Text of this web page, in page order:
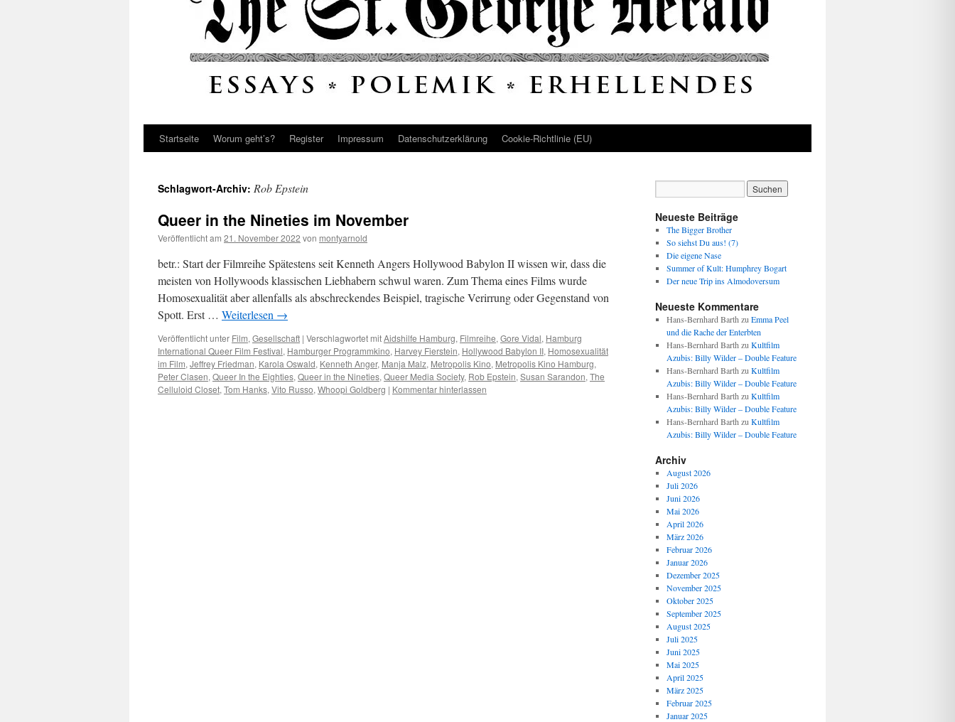
Startseite Worum geht’s? Register Impressum Datenschutz­erklärung Cookie-Richtlinie (EU)
Schlagwort-Archiv: Rob Epstein
Queer in the Nineties im November
Veröffentlicht am 21. November 2022 von montyarnold
betr.: Start der Filmreihe Spätestens seit Kenneth Angers Hollywood Babylon II wissen wir, dass die
meisten von Hollywoods klassischen Liebhabern schwul waren. Zum Thema eines Films wurde
Homosexualität aber allenfalls als abschreckendes Beispiel, tragische Verirrung oder Gegenstand von
Spott. Erst … Weiterlesen →
Veröffentlicht unter Film, Gesellschaft | Verschlagwortet mitAidshilfe Hamburg, Filmreihe, Gore Vidal, Hamburg
International Queer Film Festival, Hamburger Programmkino, Harvey Fierstein, Hollywood Babylon II, Homosexualität
im Film, Jeffrey Friedman, Karola Oswald, Kenneth Anger, Manja Malz, Metropolis Kino, Metropolis Kino Hamburg,
Peter Clasen, Queer In the Eighties, Queer in the Nineties, Queer Media Society, Rob Epstein, Susan Sarandon, The
Celluloid Closet, Tom Hanks, Vito Russo, Whoopi Goldberg | Kommentar hinterlassen
Neueste Beiträge
The Bigger Brother
So siehst Du aus! (7)
Die eigene Nase
Summer of Kult: Humphrey Bogart
Der neue Trip ins Almodoversum
Neueste Kommentare
Hans-Bernhard Barth zu Emma Peel
und die Rache der Enterbten
Hans-Bernhard Barth zu Kultfilm
Azubis: Billy Wilder – Double Feature
Hans-Bernhard Barth zu Kultfilm
Azubis: Billy Wilder – Double Feature
Hans-Bernhard Barth zu Kultfilm
Azubis: Billy Wilder – Double Feature
Hans-Bernhard Barth zu Kultfilm
Azubis: Billy Wilder – Double Feature
Archiv
August 2026
Juli 2026
Juni 2026
Mai 2026
April 2026
März 2026
Februar 2026
Januar 2026
Dezember 2025
November 2025
Oktober 2025
September 2025
August 2025
Juli 2025
Juni 2025
Mai 2025
April 2025
März 2025
Februar 2025
Januar 2025